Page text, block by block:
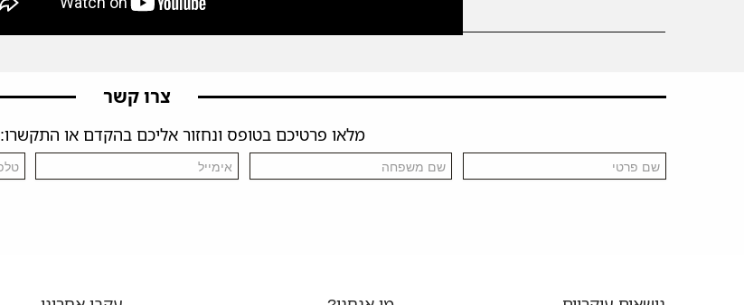
————————————————
צרו קשר
מלאו פרטיכם בטופס ונחזור אליכם בהקדם או התקשרו: 04-6407757